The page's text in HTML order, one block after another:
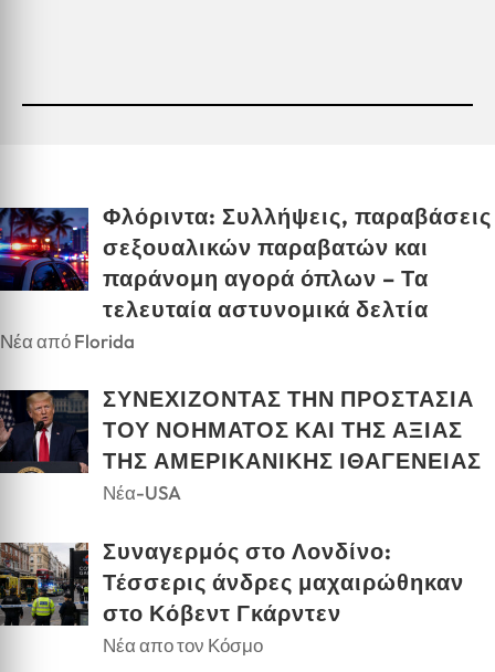
Φλόριντα: Συλλήψεις, παραβάσεις
σεξουαλικών παραβατών και
παράνομη αγορά όπλων – Τα
τελευταία αστυνομικά δελτία
Νέα από Florida
ΣΥΝΕΧΙΖΟΝΤΑΣ ΤΗΝ ΠΡΟΣΤΑΣΙΑ
ΤΟΥ ΝΟΗΜΑΤΟΣ ΚΑΙ ΤΗΣ ΑΞΙΑΣ
ΤΗΣ ΑΜΕΡΙΚΑΝΙΚΗΣ ΙΘΑΓΕΝΕΙΑΣ
Νέα-USA
Συναγερμός στο Λονδίνο:
Τέσσερις άνδρες μαχαιρώθηκαν
στο Κόβεντ Γκάρντεν
Νέα απο τον Κόσμο